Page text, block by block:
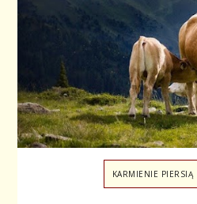
KARMIENIE PIERSIĄ